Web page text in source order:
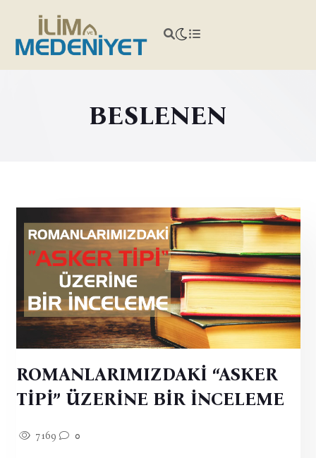
BESLENEN
ROMANLARIMIZDAKİ “ASKER
TİPİ” ÜZERİNE BİR İNCELEME
7169 0